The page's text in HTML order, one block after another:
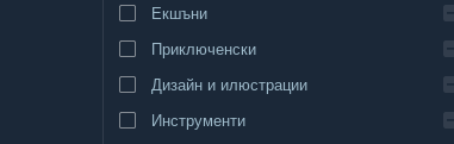
Екшъни
Приключенски
Дизайн и илюстрации
Инструменти